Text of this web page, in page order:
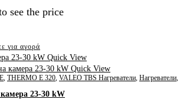
see the price
για αγορά
Quick View
Quick View
THERMO E 320 VALEO TBS Нагреватели Нагреватели
23-30 kW